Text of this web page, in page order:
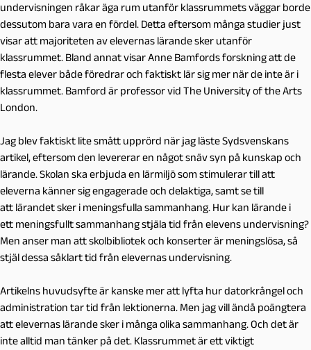
undervisningen råkar äga rum utanför klassrummets väggar borde
dessutom bara vara en fördel. Detta eftersom många studier just
visar att majoriteten av elevernas lärande sker utanför
klassrummet. Bland annat visar Anne Bamfords forskning att de
flesta elever både föredrar och faktiskt lär sig mer när de inte är i
klassrummet. Bamford är professor vid The University of the Arts
London.
Jag blev faktiskt lite smått upprörd när jag läste Sydsvenskans
artikel, eftersom den levererar en något snäv syn på kunskap och
lärande. Skolan ska erbjuda en lärmiljö som stimulerar till att
eleverna känner sig engagerade och delaktiga, samt se till
att lärandet sker i meningsfulla sammanhang. Hur kan lärande i
ett meningsfullt sammanhang stjäla tid från elevens undervisning?
Men anser man att skolbibliotek och konserter är meningslösa, så
stjäl dessa såklart tid från elevernas undervisning.
Artikelns huvudsyfte är kanske mer att lyfta hur datorkrångel och
administration tar tid från lektionerna. Men jag vill ändå poängtera
att elevernas lärande sker i många olika sammanhang. Och det är
inte alltid man tänker på det. Klassrummet är ett viktigt